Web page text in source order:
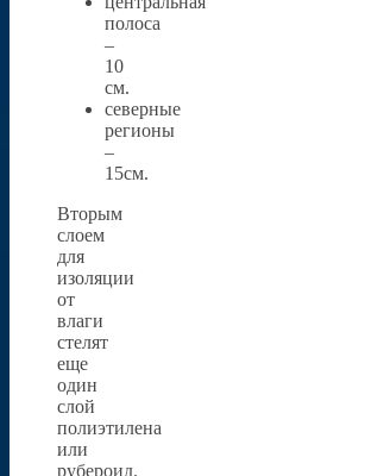
полоса
–
10
см.
северные
регионы
–
15см.
Вторым
слоем
для
изоляции
от
влаги
стелят
еще
один
слой
полиэтилена
или
рубероид.